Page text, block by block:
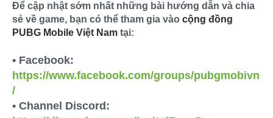
Để cập nhật sớm nhất những bài hướng dẫn và chia
sẻ về game, bạn có thể tham gia vào cộng đồng
PUBG Mobile Việt Nam tại:
• Facebook:
https://www.facebook.com/groups/pubgmobivn
/
• Channel Discord: